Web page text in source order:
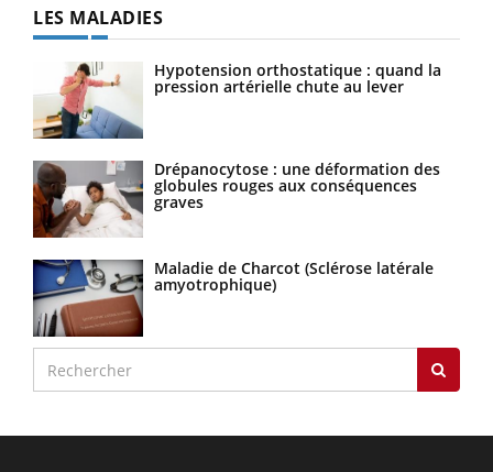
LES MALADIES
Hypotension orthostatique : quand la
pression artérielle chute au lever
Drépanocytose : une déformation des
globules rouges aux conséquences
graves
Maladie de Charcot (Sclérose latérale
amyotrophique)